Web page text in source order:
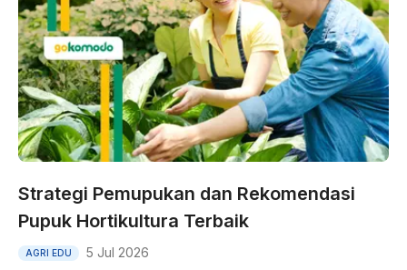
Strategi Pemupukan dan Rekomendasi
Pupuk Hortikultura Terbaik
AGRI EDU 5 Jul 2026